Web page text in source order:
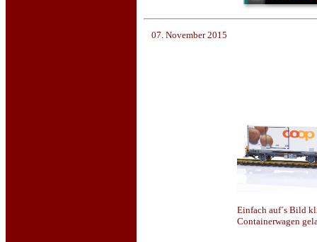
07. November 2015
Einfach auf´s Bild
Containerwagen